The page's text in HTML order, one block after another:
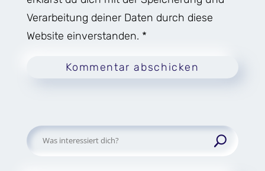
Verarbeitung deiner Daten durch diese
Website einverstanden. *
Kommentar abschicken
Suchen